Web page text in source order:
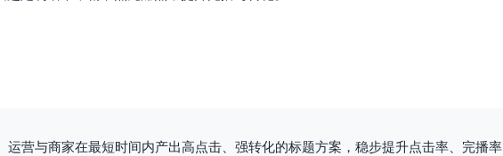
运营与商家在最短时间内产出高点击、强转化的标题方案，稳步提升点击率、完播率